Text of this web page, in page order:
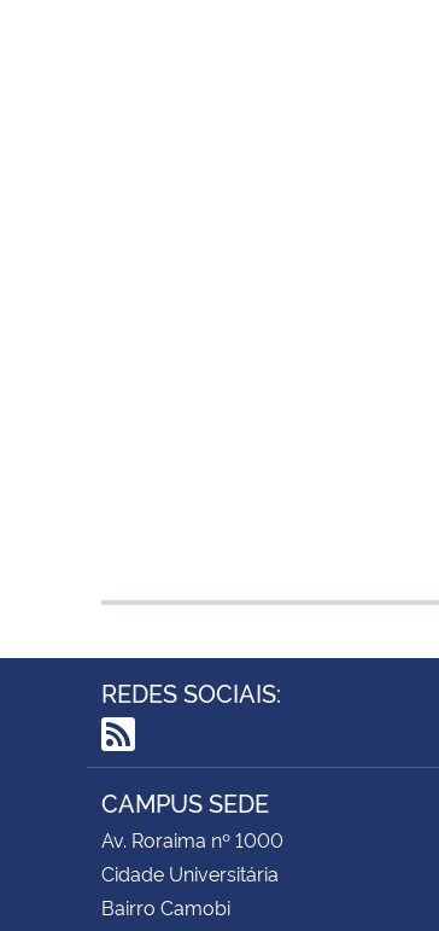
REDES SOCIAIS:
RSS
CAMPUS SEDE
Av. Roraima nº 1000
Cidade Universitária
Bairro Camobi